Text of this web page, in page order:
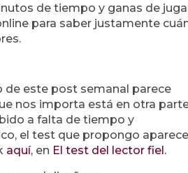
de tiempo y ganas de
para saber justamente
de este post semanal parece
nos importa está en otra
a falta de tiempo y
el test que propongo
aquí, en El test del lector fiel.